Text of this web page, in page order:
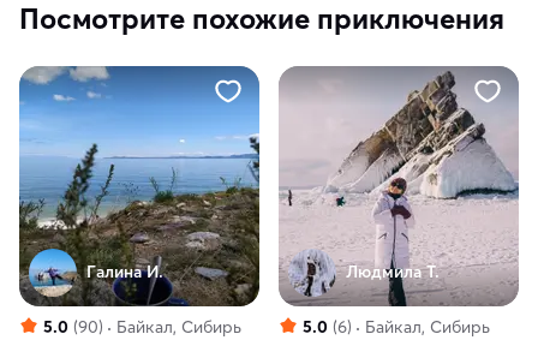
Посмотрите похожие приключения
Галина И.
5.0 (90) Байкал, Сибирь
Людмила Т.
5.0 (6) Байкал, Сибирь